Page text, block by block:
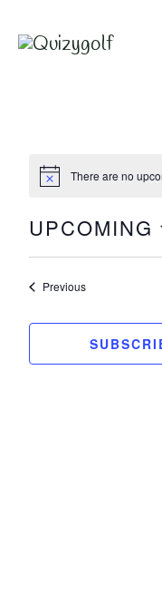
There are no
UPCOMING
Select
date.
PreviousEvents